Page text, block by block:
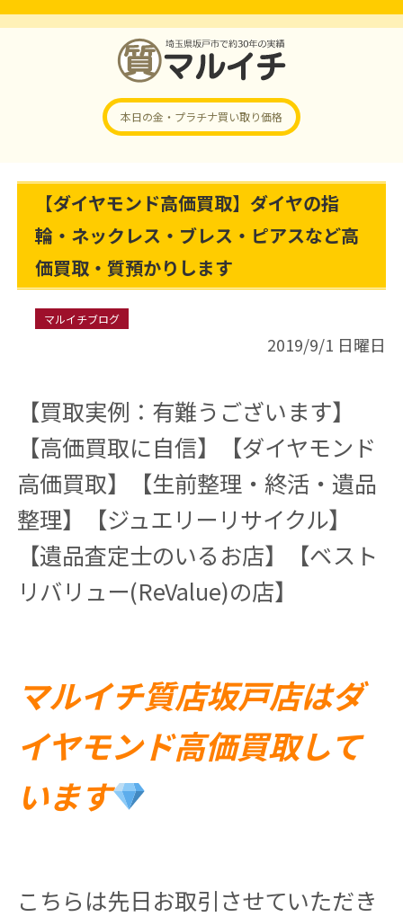
本日の金・プラチナ買い取り価格
【ダイヤモンド高価買取】ダイヤの指
輪・ネックレス・ブレス・ピアスなど高
価買取・質預かりします
マルイチブログ
2019/9/1 日曜日
【買取実例：有難うございます】
【高価買取に自信】【ダイヤモンド
高価買取】【生前整理・終活・遺品
整理】【ジュエリーリサイクル】
【遺品査定士のいるお店】【ベスト
リバリュー(ReValue)の店】
マルイチ質店坂戸店はダ
イヤモンド高価買取して
います
こちらは先日お取引させていただき